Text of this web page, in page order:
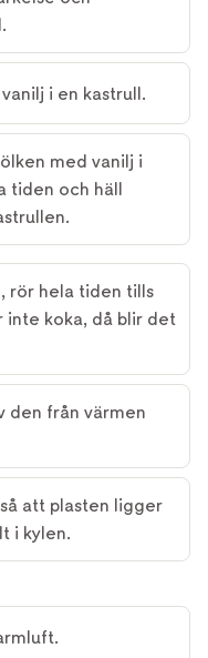
i en kastrull.
med vanilj i
tiden och häll
rör hela tiden tills
inte koka, då blir det
den från värmen
att plasten ligger
i kylen.